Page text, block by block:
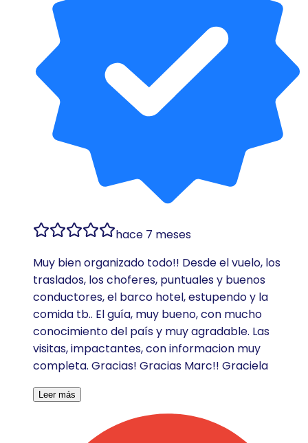
hace 7 meses
Muy bien organizado todo!! Desde el vuelo, los
traslados, los choferes, puntuales y buenos
conductores, el barco hotel, estupendo y la
comida tb.. El guía, muy bueno, con mucho
conocimiento del país y muy agradable. Las
visitas, impactantes, con informacion muy
completa. Gracias! Gracias Marc!! Graciela
Leer más